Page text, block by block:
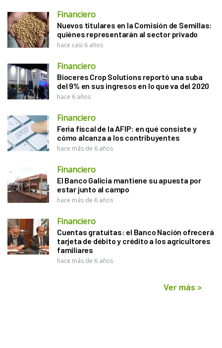
Financiero
Nuevos titulares en la Comisión de Semillas:
quiénes representarán al sector privado
hace casi 6 años
Financiero
Bioceres Crop Solutions reportó una suba
del 9% en sus ingresos en lo que va del 2020
hace 6 años
Financiero
Feria fiscal de la AFIP: en qué consiste y
cómo alcanza a los contribuyentes
hace más de 6 años
Financiero
El Banco Galicia mantiene su apuesta por
estar junto al campo
hace más de 6 años
Financiero
Cuentas gratuitas: el Banco Nación ofrecerá
tarjeta de débito y crédito a los agricultores
familiares
hace más de 6 años
Ver más >